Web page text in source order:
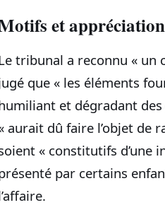
et
tribunal a reconnu « un
que « les éléments
et dégradant
aurait dû faire l’objet de
« constitutifs d’une
par certains